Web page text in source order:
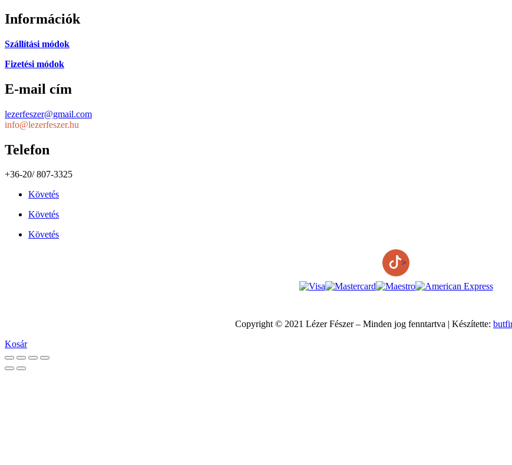
Információk
Szállítási módok
Fizetési módok
E-mail cím
lezerfeszer@gmail.com
info@lezerfeszer.hu
Telefon
+36-20/ 807-3325
Követés
Követés
Követés
>
Copyright © 2021 Lézer Fészer – Minden jog fenntartva | Készítette:
Kosár